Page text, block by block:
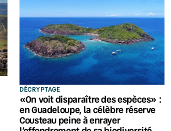
DÉCRYPTAGE
«On voit disparaître des espèces» :
en Guadeloupe, la célèbre réserve
Cousteau peine à enrayer